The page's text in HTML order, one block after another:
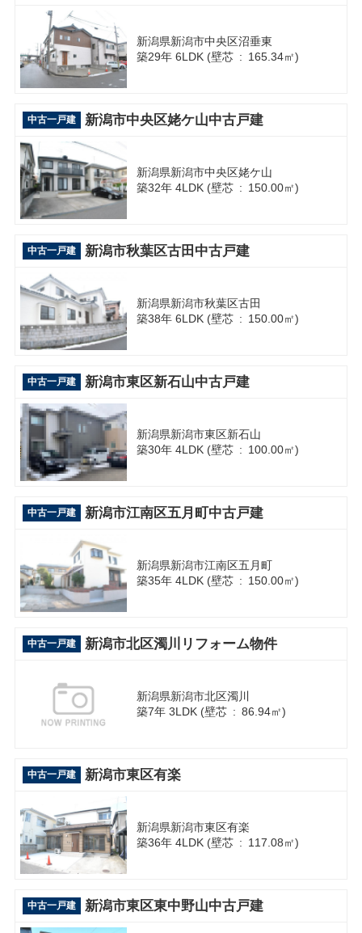
新潟県新潟市中央区沼垂東
築29年 6LDK (壁芯 : 165.34㎡)
中古一戸建 新潟市中央区姥ケ山中古戸建
新潟県新潟市中央区姥ケ山
築32年 4LDK (壁芯 : 150.00㎡)
中古一戸建 新潟市秋葉区古田中古戸建
新潟県新潟市秋葉区古田
築38年 6LDK (壁芯 : 150.00㎡)
中古一戸建 新潟市東区新石山中古戸建
新潟県新潟市東区新石山
築30年 4LDK (壁芯 : 100.00㎡)
中古一戸建 新潟市江南区五月町中古戸建
新潟県新潟市江南区五月町
築35年 4LDK (壁芯 : 150.00㎡)
中古一戸建 新潟市北区濁川リフォーム物件
新潟県新潟市北区濁川
築7年 3LDK (壁芯 : 86.94㎡)
中古一戸建 新潟市東区有楽
新潟県新潟市東区有楽
築36年 4LDK (壁芯 : 117.08㎡)
中古一戸建 新潟市東区東中野山中古戸建